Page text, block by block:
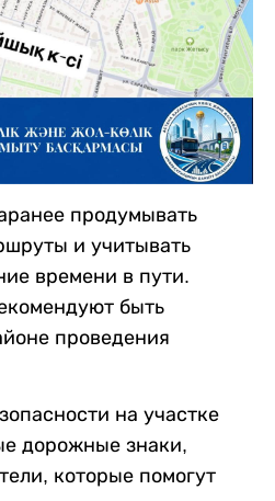
продумывать
и учитывать
времени в пути.
быть
проведения
на участке
дорожные знаки,
которые помогут